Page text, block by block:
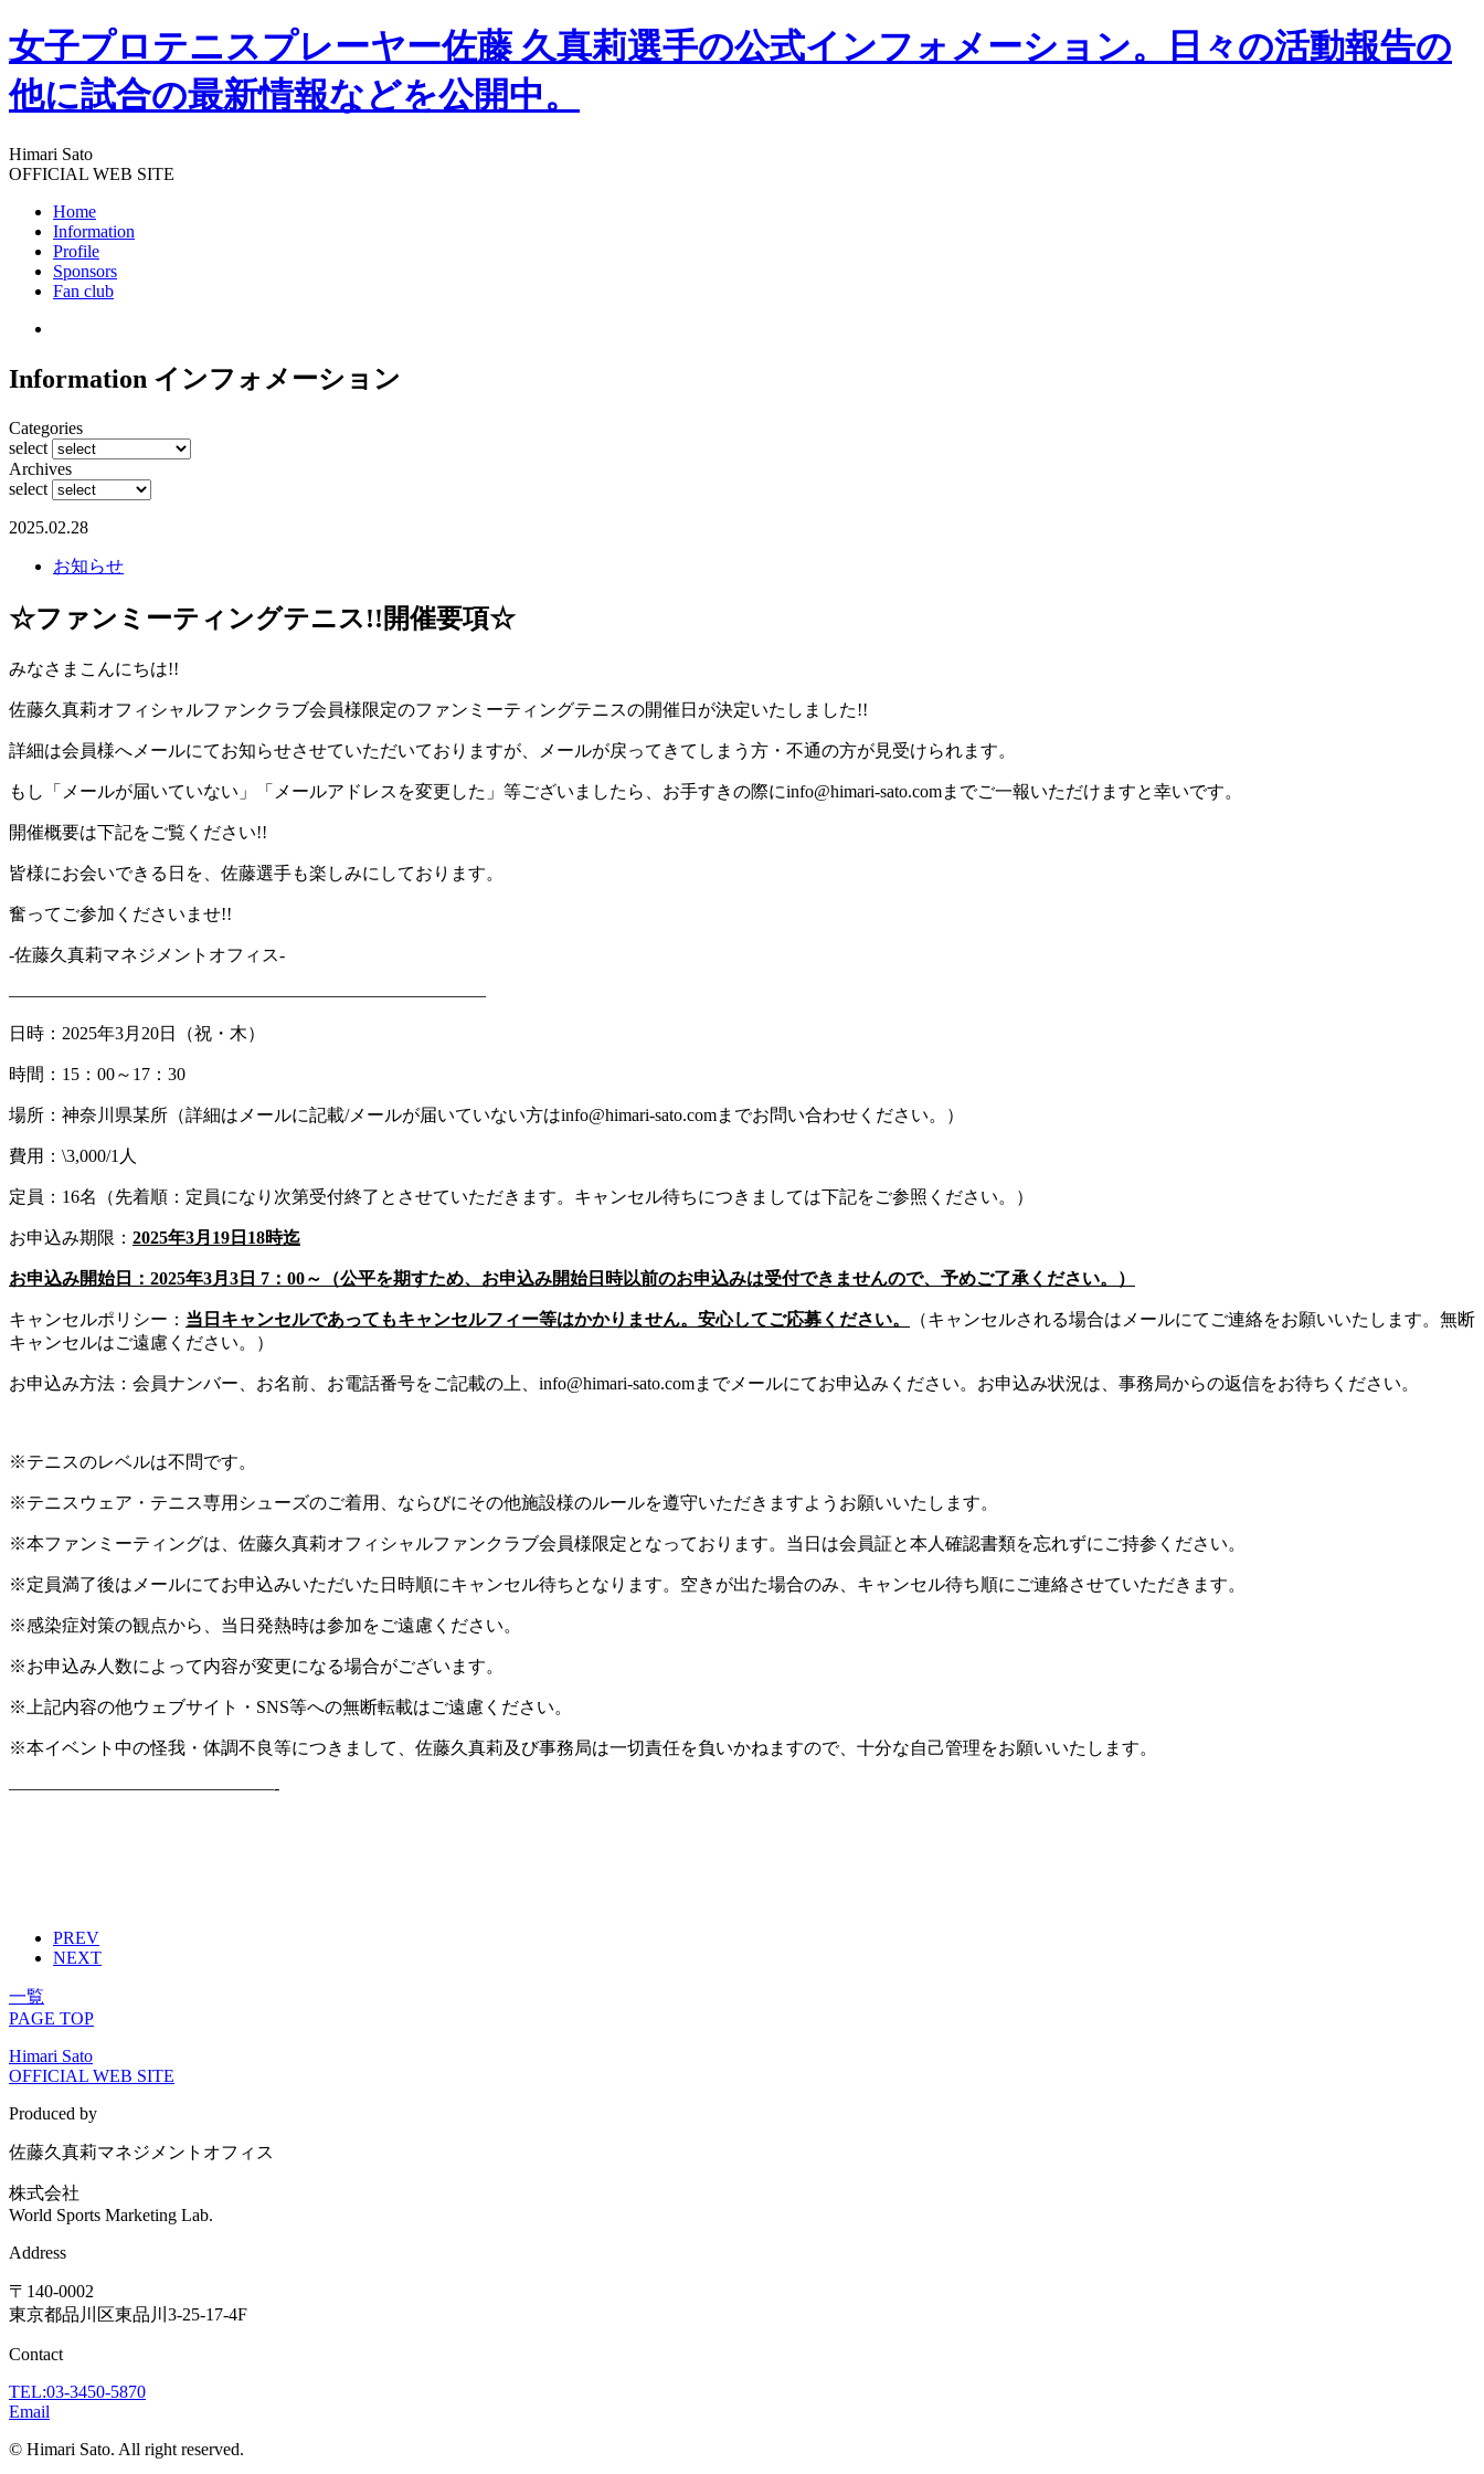
女子プロテニスプレーヤー佐藤 久真莉選手の公式インフォメーション。日々の活動報告の
他に試合の最新情報などを公開中。
Himari Sato
OFFICIAL WEB SITE
Home
Information
Profile
Sponsors
Fan club
Information インフォメーション
Categories
select
Archives
select
2025.02.28
お知らせ
☆ファンミーティングテニス!!開催要項☆
みなさまこんにちは!!
佐藤久真莉オフィシャルファンクラブ会員様限定のファンミーティングテニスの開催日が決定いたしました!!
詳細は会員様へメールにてお知らせさせていただいておりますが、メールが戻ってきてしまう方・不通の方が見受けられます。
もし「メールが届いていない」「メールアドレスを変更した」等ございましたら、お手すきの際にinfo@himari-sato.comまでご一報いただけますと幸いです。
開催概要は下記をご覧ください!!
皆様にお会いできる日を、佐藤選手も楽しみにしております。
奮ってご参加くださいませ!!
-佐藤久真莉マネジメントオフィス-
———————————————————————————
日時：2025年3月20日（祝・木）
時間：15：00～17：30
場所：神奈川県某所（詳細はメールに記載/メールが届いていない方はinfo@himari-sato.comまでお問い合わせください。）
費用：\3,000/1人
定員：16名（先着順：定員になり次第受付終了とさせていただきます。キャンセル待ちにつきましては下記をご参照ください。）
お申込み期限： 2025年3月19日18時迄
お申込み開始日：2025年3月3日 7：00～（公平を期すため、お申込み開始日時以前のお申込みは受付できませんので、予めご了承ください。）
キャンセルポリシー： 当日キャンセルであってもキャンセルフィー等はかかりません。安心してご応募ください。
（キャンセルされる場合はメールにてご連絡をお願いいたします。無断
キャンセルはご遠慮ください。）
お申込み方法：会員ナンバー、お名前、お電話番号をご記載の上、info@himari-sato.comまでメールにてお申込みください。お申込み状況は、事務局からの返信をお待ちください。
※テニスのレベルは不問です。
※テニスウェア・テニス専用シューズのご着用、ならびにその他施設様のルールを遵守いただきますようお願いいたします。
※本ファンミーティングは、佐藤久真莉オフィシャルファンクラブ会員様限定となっております。当日は会員証と本人確認書類を忘れずにご持参ください。
※定員満了後はメールにてお申込みいただいた日時順にキャンセル待ちとなります。空きが出た場合のみ、キャンセル待ち順にご連絡させていただきます。
※感染症対策の観点から、当日発熱時は参加をご遠慮ください。
※お申込み人数によって内容が変更になる場合がございます。
※上記内容の他ウェブサイト・SNS等への無断転載はご遠慮ください。
※本イベント中の怪我・体調不良等につきまして、佐藤久真莉及び事務局は一切責任を負いかねますので、十分な自己管理をお願いいたします。
———————————————-
PREV
NEXT
一覧
PAGE TOP
Himari Sato
OFFICIAL WEB SITE
Produced by
佐藤久真莉マネジメントオフィス
株式会社
World Sports Marketing Lab.
Address
〒140-0002
東京都品川区東品川3-25-17-4F
Contact
TEL:03-3450-5870
Email
© Himari Sato. All right reserved.